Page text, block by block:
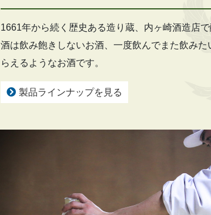
1661年から続く歴史ある造り蔵、内ヶ崎酒造店
酒は飲み飽きしないお酒、一度飲んでまた飲みた
らえるようなお酒です。
製品ラインナップを見る